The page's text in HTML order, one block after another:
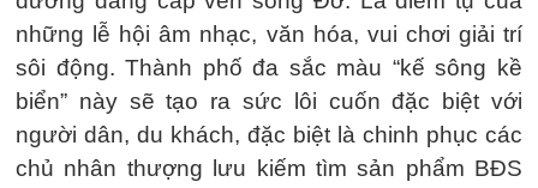
những lễ hội âm nhạc, văn hóa, vui chơi giải trí
sôi động. Thành phố đa sắc màu “kế sông kề
biển” này sẽ tạo ra sức lôi cuốn đặc biệt với
người dân, du khách, đặc biệt là chinh phục các
chủ nhân thượng lưu kiếm tìm sản phẩm BĐS